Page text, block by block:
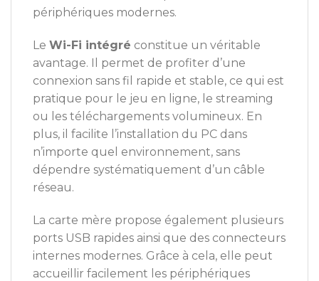
périphériques modernes.
Le Wi-Fi intégré constitue un véritable
avantage. Il permet de profiter d’une
connexion sans fil rapide et stable, ce qui est
pratique pour le jeu en ligne, le streaming
ou les téléchargements volumineux. En
plus, il facilite l’installation du PC dans
n’importe quel environnement, sans
dépendre systématiquement d’un câble
réseau.
La carte mère propose également plusieurs
ports USB rapides ainsi que des connecteurs
internes modernes. Grâce à cela, elle peut
accueillir facilement les périphériques